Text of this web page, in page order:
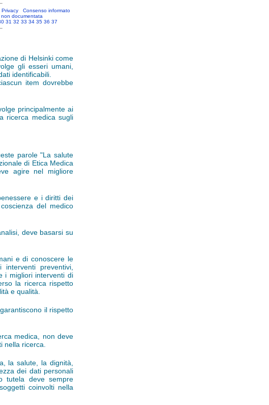
Privacy
Consenso informato
non documentata
31 32 33 34 35 36 37
di Helsinki come
gli esseri umani,
identificabili.
item dovrebbe
principalmente ai
ricerca medica sugli
parole "La salute
di Etica Medica
agire nel migliore
e i diritti dei
del medico
deve basarsi su
e di conoscere le
preventivi,
i migliori interventi di
la ricerca rispetto
e qualità.
il rispetto
medica, non deve
nella ricerca.
la salute, la dignità,
dei dati personali
tutela deve sempre
coinvolti nella